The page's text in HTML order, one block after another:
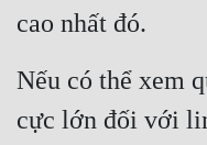
cao nhất đó.
Nếu có thể xem
cực lớn đối với